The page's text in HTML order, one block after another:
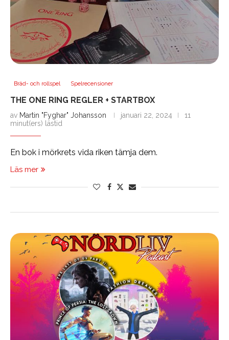
Bräd- och rollspel Spelrecensioner
THE ONE RING REGLER + STARTBOX
av Martin "Fyghar" Johansson januari 22, 2024
11
minut(ers) lästid
En bok i mörkrets vida riken tämja dem.
Läs mer